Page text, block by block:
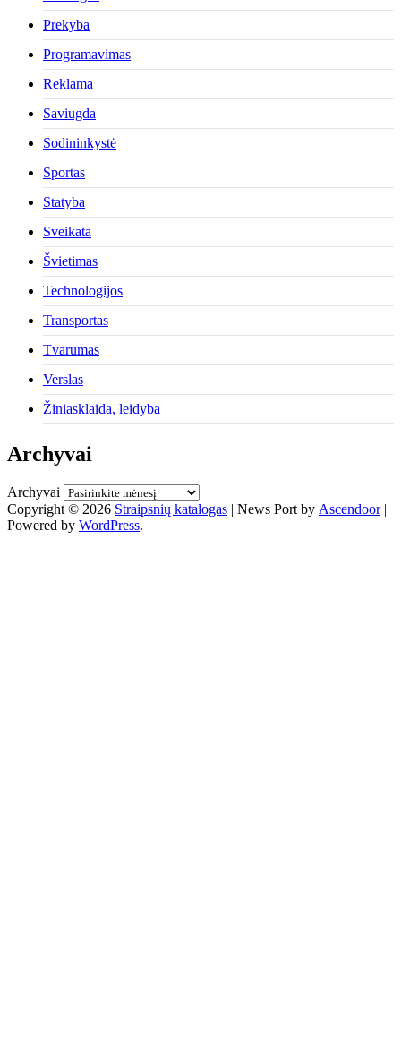
Prekyba
Programavimas
Reklama
Saviugda
Sodininkystė
Sportas
Statyba
Sveikata
Švietimas
Technologijos
Transportas
Tvarumas
Verslas
Žiniasklaida, leidyba
Archyvai
Archyvai
Copyright © 2026 Straipsnių katalogas | News Port by Ascendoor|
Powered by WordPress.